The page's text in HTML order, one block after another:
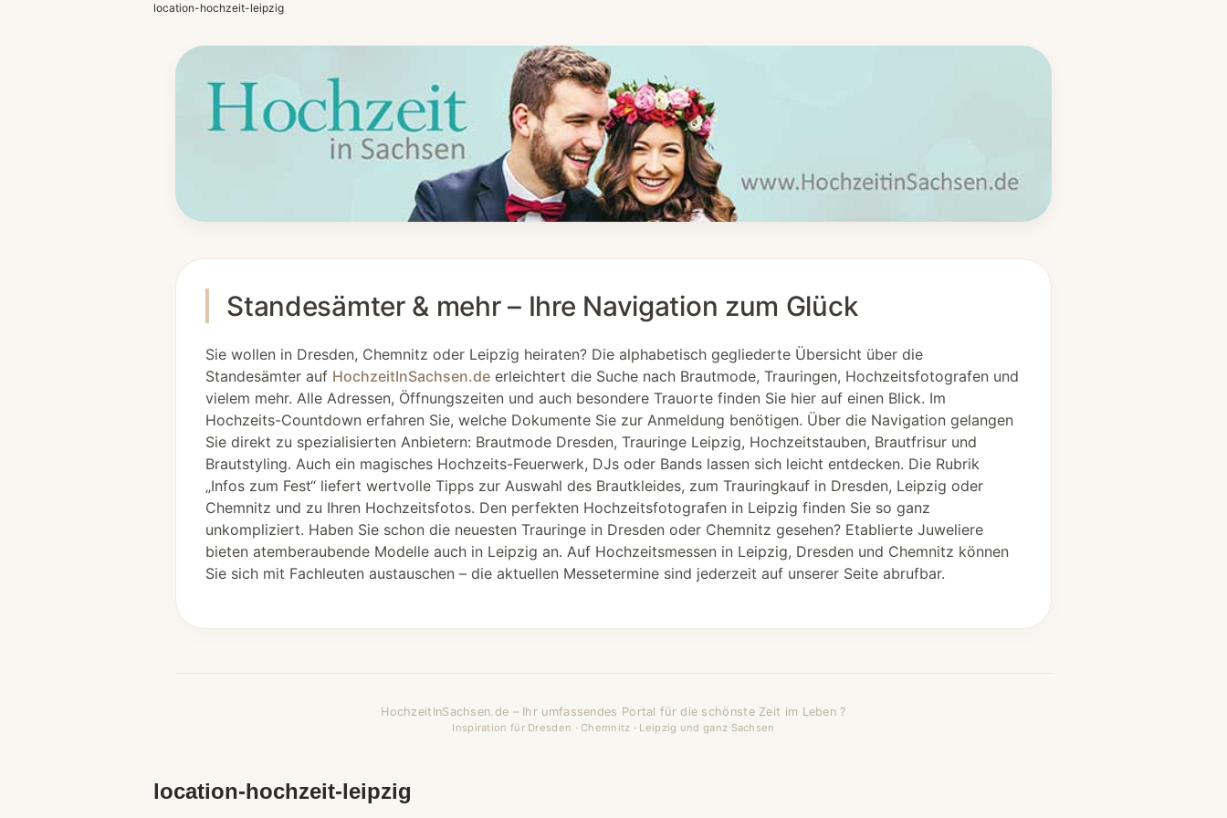
location-hochzeit-leipzig
Standesämter & mehr – Ihre Navigation zum Glück
Sie wollen in Dresden, Chemnitz oder Leipzig heiraten? Die alphabetisch gegliederte Übersicht über die
Standesämter auf HochzeitInSachsen.de erleichtert die Suche nach Brautmode, Trauringen, Hochzeitsfotografen und
vielem mehr. Alle Adressen, Öffnungszeiten und auch besondere Trauorte finden Sie hier auf einen Blick. Im
Hochzeits-Countdown erfahren Sie, welche Dokumente Sie zur Anmeldung benötigen. Über die Navigation gelangen
Sie direkt zu spezialisierten Anbietern: Brautmode Dresden, Trauringe Leipzig, Hochzeitstauben, Brautfrisur und
Brautstyling. Auch ein magisches Hochzeits-Feuerwerk, DJs oder Bands lassen sich leicht entdecken. Die Rubrik
„Infos zum Fest“ liefert wertvolle Tipps zur Auswahl des Brautkleides, zum Trauringkauf in Dresden, Leipzig oder
Chemnitz und zu Ihren Hochzeitsfotos. Den perfekten Hochzeitsfotografen in Leipzig finden Sie so ganz
unkompliziert. Haben Sie schon die neuesten Trauringe in Dresden oder Chemnitz gesehen? Etablierte Juweliere
bieten atemberaubende Modelle auch in Leipzig an. Auf Hochzeitsmessen in Leipzig, Dresden und Chemnitz können
Sie sich mit Fachleuten austauschen – die aktuellen Messetermine sind jederzeit auf unserer Seite abrufbar.
HochzeitInSachsen.de – Ihr umfassendes Portal für die schönste Zeit im Leben ?
Inspiration für Dresden · Chemnitz · Leipzig und ganz Sachsen
location-hochzeit-leipzig